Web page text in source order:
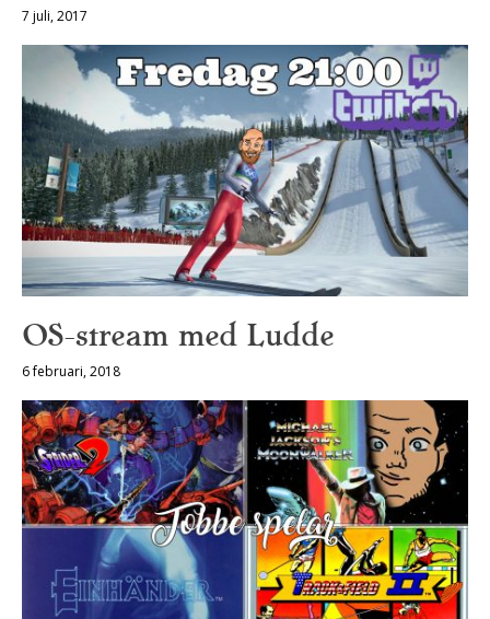
7 juli, 2017
OS-stream med Ludde
6 februari, 2018